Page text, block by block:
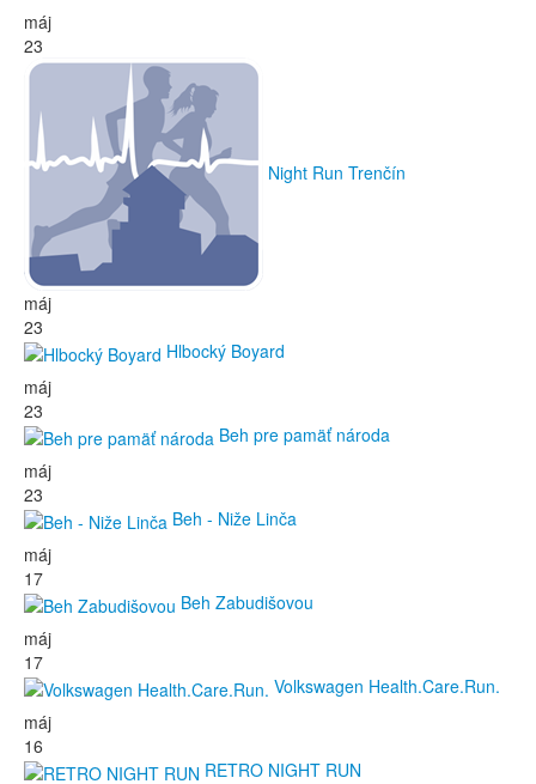
máj
23
Night Run Trenčín
máj
23
Hlbocký Boyard
máj
23
Beh pre pamäť národa
máj
23
Beh - Niže Linča
máj
17
Beh Zabudišovou
máj
17
Volkswagen Health.Care.Run.
máj
16
RETRO NIGHT RUN